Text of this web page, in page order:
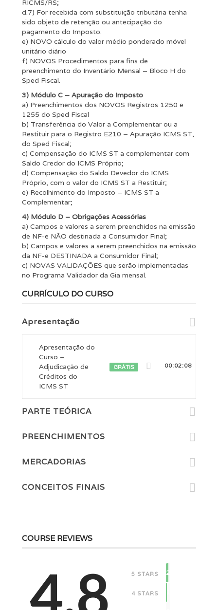
RICMS/RS;
d.7) For recebida com substituição tributária tenha
sido objeto de retenção ou antecipação do
pagamento do Imposto.
e) NOVO cálculo do valor médio ponderado móvel
unitário diário
f) NOVOS Procedimentos para fins de
preenchimento do Inventário Mensal – Bloco H do
Sped Fiscal.
3) Módulo C – Apuração do Imposto
a) Preenchimentos dos NOVOS Registros 1250 e
1255 do Sped Fiscal
b) Transferência do Valor a Complementar ou a
Restituir para o Registro E210 – Apuração ICMS ST,
do Sped Fiscal;
c) Compensação do ICMS ST a complementar com
Saldo Credor do ICMS Próprio;
d) Compensação do Saldo Devedor do ICMS
Próprio, com o valor do ICMS ST a Restituir;
e) Recolhimento do Imposto – ICMS ST a
Complementar;
4) Módulo D – Obrigações Acessórias
a) Campos e valores a serem preenchidos na emissão
de NF-e NÃO destinada a Consumidor Final;
b) Campos e valores a serem preenchidos na emissão
da NF-e DESTINADA a Consumidor Final;
c) NOVAS VALIDAÇÕES que serão implementadas
no Programa Validador da Gia mensal.
CURRÍCULO DO CURSO
Apresentação
Apresentação do
Curso –
Adjudicação de
Créditos do
ICMS ST
GRÁTIS 00:02:08
PARTE TEÓRICA
PREENCHIMENTOS
MERCADORIAS
CONCEITOS FINAIS
COURSE REVIEWS
4.8 5 STARS 2
4 STARS